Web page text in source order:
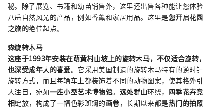
秘。除了展览、书籍和幼苗销售外，这里还出售各种能让您体验
八岳自然风光的产品，例如香薰和家居用品。这里是您开启花园
之旅的绝佳起点。
森旋转木马
这座于1993年安装在萌黄村山坡上的旋转木马，不仅适合旋转，
也深受成年人的喜爱。它采用美国制造的旋转木马特有的逆时针
旋转方式，而且每辆车上都装饰着不同的动物图案，使其格外引
人注目，宛如一座小型艺术博物馆。 远处群山环绕， 四季花卉竞
相绽放，构成了一幅色彩斑斓的画卷，长期以来都是热门的拍照